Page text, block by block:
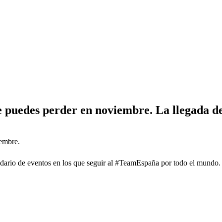
puedes perder en noviembre. La llegada
de eventos en los que seguir al #TeamEspaña por todo el mundo.